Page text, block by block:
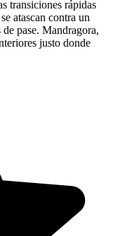
transiciones rápidas
atascan contra un
pase. Mandragora,
justo donde